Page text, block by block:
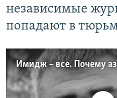
независимые
попадают в